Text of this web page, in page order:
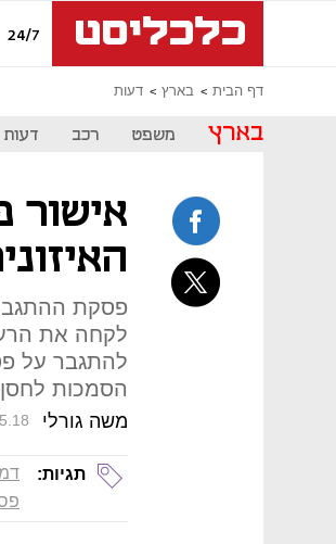
24/7
דף הבית בארץ דעות
בארץ משפט רכב דעות
אישור
פסקת
לקחה את
הסמכות
משה גורלי
תגיות: